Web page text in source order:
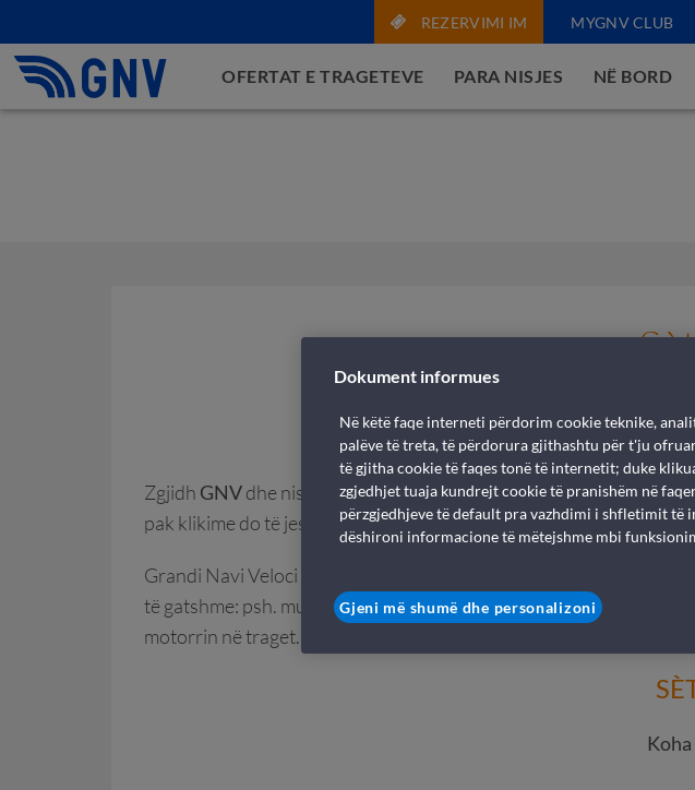
REZERVIMI IM MYGNV CLUB
OFERTAT E TRAGETEVE PARA NISJES NË BORD
Libri i një
Zgjidh GNVdhe nisu drej zbulimit të jashtëzakonshëm të bukurisë
pak klikime do të jesh gati për t’u nisur për pushimet e tua të
Grandi Navi Veloci operon në linjën Sète-Alger dhe të ofron
të gatshme: psh. mund të nisesh me mikun tënd me 4 këmbë falë
motorrin në traget.
Dokument informues
Në këtë faqe interneti përdorim cookie teknike,
palëve të treta, të përdorura gjithashtu për t'ju
të gjitha cookie të faqes tonë të internetit; duke
zgjedhjet tuaja kundrejt cookie të pranishëm në
përzgjedhjeve të default pra vazhdimi i shfletimit të
dëshironi informacione të mëtejshme mbi
Gjeni më shumë dhe personalizoni